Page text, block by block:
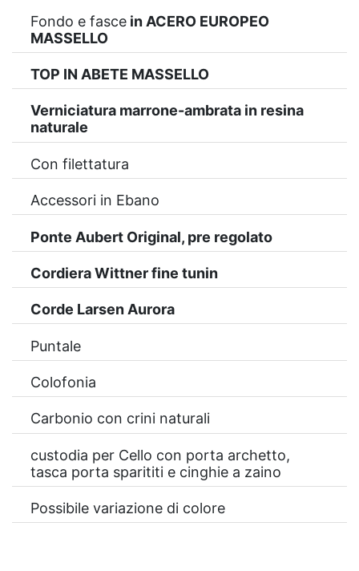
Fondo e fasce in ACERO EUROPEO
MASSELLO
TOP IN ABETE MASSELLO
Verniciatura marrone-ambrata in resina
naturale
Con filettatura
Accessori in Ebano
Ponte Aubert Original, pre regolato
Cordiera Wittner fine tunin
Corde Larsen Aurora
Puntale
Colofonia
Carbonio con crini naturali
custodia per Cello con porta archetto,
tasca porta sparititi e cinghie a zaino
Possibile variazione di colore